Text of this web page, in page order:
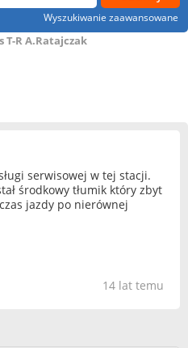
Wyszukiwanie zaawansowane
T-R A.Ratajczak
serwisowej w tej stacji.
środkowy tłumik który zbyt
jazdy po nierównej
14 lat temu